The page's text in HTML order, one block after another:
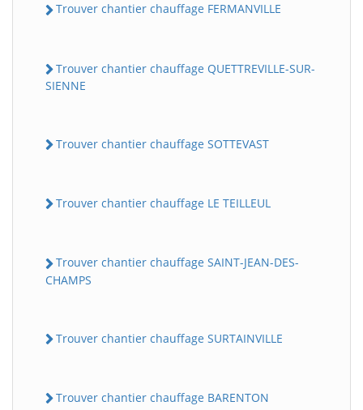
Trouver chantier chauffage FERMANVILLE
Trouver chantier chauffage QUETTREVILLE-SUR-
SIENNE
Trouver chantier chauffage SOTTEVAST
Trouver chantier chauffage LE TEILLEUL
Trouver chantier chauffage SAINT-JEAN-DES-
CHAMPS
Trouver chantier chauffage SURTAINVILLE
Trouver chantier chauffage BARENTON